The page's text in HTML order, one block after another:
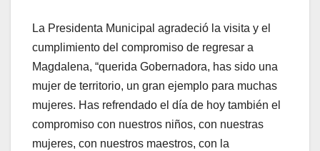
La Presidenta Municipal agradeció la visita y el
cumplimiento del compromiso de regresar a
Magdalena, “querida Gobernadora, has sido una
mujer de territorio, un gran ejemplo para muchas
mujeres. Has refrendado el día de hoy también el
compromiso con nuestros niños, con nuestras
mujeres, con nuestros maestros, con la